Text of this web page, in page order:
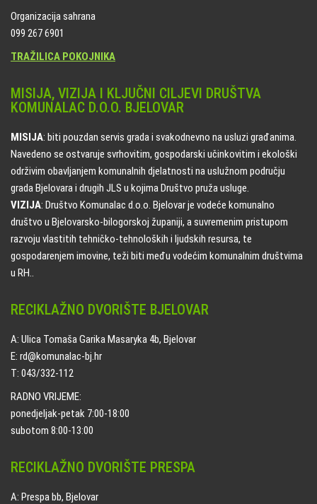
Organizacija sahrana
099 267 6901
TRAŽILICA POKOJNIKA
MISIJA, VIZIJA I KLJUČNI CILJEVI DRUŠTVA
KOMUNALAC D.O.O. BJELOVAR
MISIJA: biti pouzdan servis grada i svakodnevno na usluzi građanima.
Navedeno se ostvaruje svrhovitim, gospodarski učinkovitim i ekološki
održivim obavljanjem komunalnih djelatnosti na uslužnom području
grada Bjelovara i drugih JLS u kojima Društvo pruža usluge.
VIZIJA: Društvo Komunalac d.o.o. Bjelovar je vodeće komunalno
društvo u Bjelovarsko-bilogorskoj županiji, a suvremenim pristupom
razvoju vlastitih tehničko-tehnoloških i ljudskih resursa, te
gospodarenjem imovine, teži biti među vodećim komunalnim društvima
u RH..
RECIKLAŽNO DVORIŠTE BJELOVAR
A: Ulica Tomaša Garika Masaryka 4b, Bjelovar
E: rd@komunalac-bj.hr
T: 043/332-112
RADNO VRIJEME:
ponedjeljak-petak 7:00-18:00
subotom 8:00-13:00
RECIKLAŽNO DVORIŠTE PRESPA
A: Prespa bb, Bjelovar